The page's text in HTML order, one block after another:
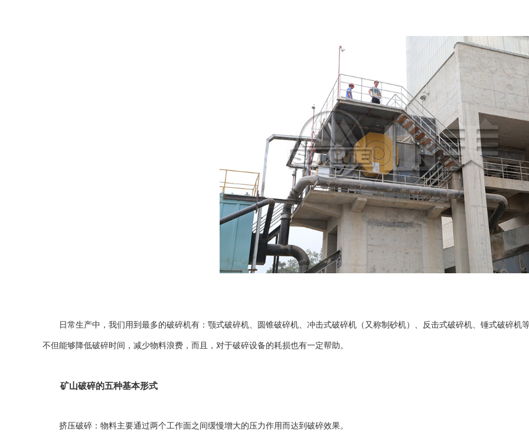
日常生产中，我们用到最多的破碎机有： 颚式破碎机、 圆锥破碎机、 冲击式破碎机 （又称制砂机）、 反击式破碎机、 锤式破碎机
不但能够降低破碎时间，减少物料浪费，而且，对于破碎设备的耗损也有一定帮助。
矿山破碎的五种基本形式
挤压破碎：物料主要通过两个工作面之间缓慢增大的压力作用而达到破碎效果。